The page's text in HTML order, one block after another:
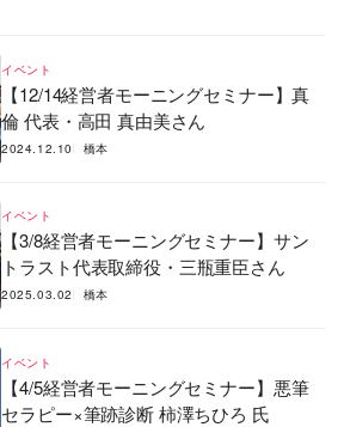
イベント
【12/14経営者モーニングセミナー】真
倫 代表・高田 真由美さん
2024.12.10 橋本
イベント
【3/8経営者モーニングセミナー】サン
トラスト代表取締役・三瓶重臣さん
2025.03.02 橋本
イベント
【4/5経営者モーニングセミナー】悪筆
セラピー×筆跡診断 柿澤ちひろ 氏